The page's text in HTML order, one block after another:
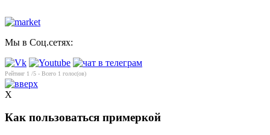
Мы в Соц.сетях:
Рейтинг 1 /5 - Всего 1 голос(ов)
X
Как пользоваться примеркой